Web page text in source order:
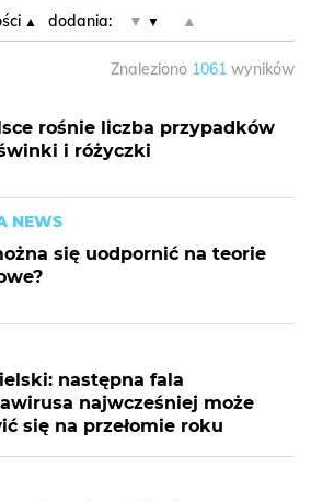
dodania: ▼ ▲
Znaleziono 1061 wyników
rośnie liczba przypadków
i różyczki
NEWS
się uodpornić na teorie
następna fala
najwcześniej może
się na przełomie roku